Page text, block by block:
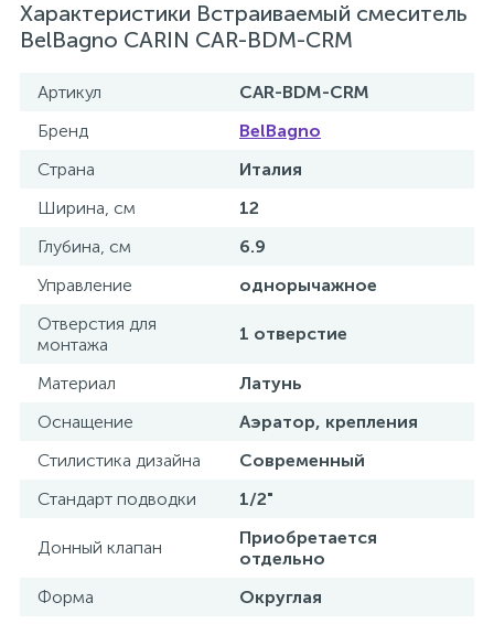
Характеристики Встраиваемый смеситель
BelBagno CARIN CAR-BDM-CRM
Артикул
CAR-BDM-CRM
Бренд
BelBagno
Страна
Италия
Ширина, см
12
Глубина, см
6.9
Управление
однорычажное
Отверстия для
монтажа
1 отверстие
Материал
Латунь
Оснащение
Аэратор, крепления
Стилистика дизайна
Современный
Стандарт подводки
1/2"
Донный клапан
Приобретается
отдельно
Форма
Округлая